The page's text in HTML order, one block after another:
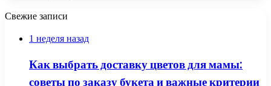
Свежие записи
1 неделя назад
Как выбрать доставку цветов для мамы:
советы по заказу букета и важные критерии